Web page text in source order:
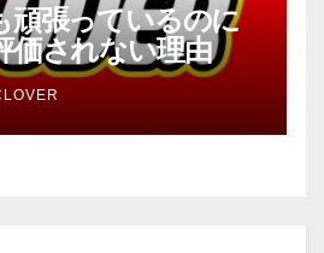
頑張っているのに
価されない理由